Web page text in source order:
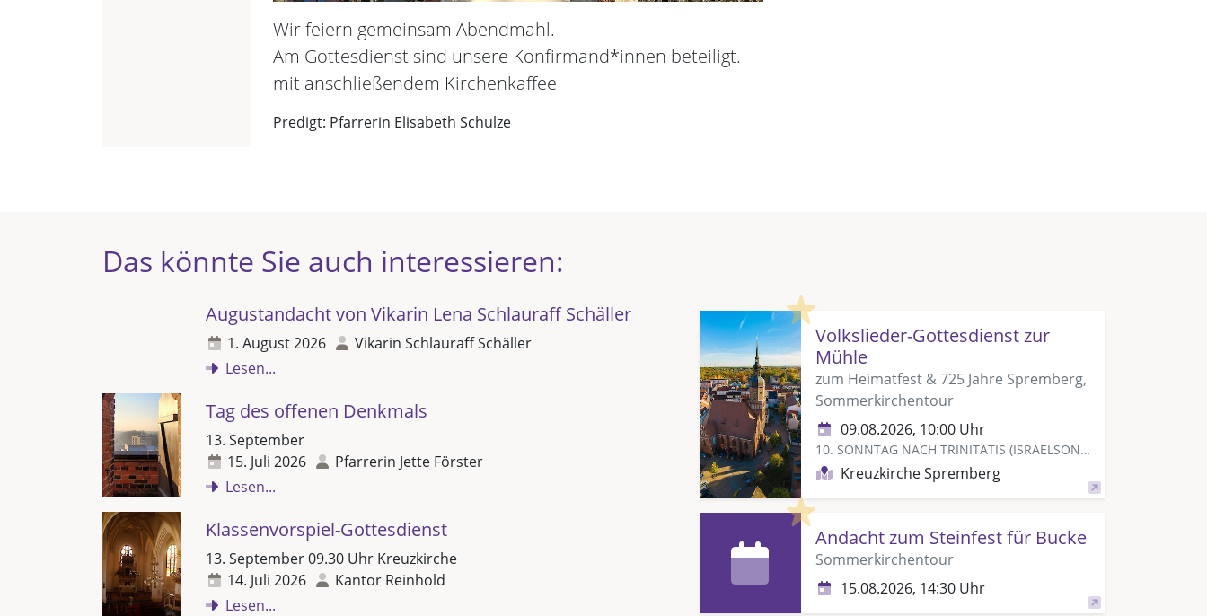
Wir feiern gemeinsam Abendmahl.
Am Gottesdienst sind unsere Konfirmand*innen beteiligt.
mit anschließendem Kirchenkaffee
Predigt: Pfarrerin Elisabeth Schulze
Das könnte Sie auch interessieren:
Highlight
Volkslieder-Gottesdienst zur
Mühle
zum Heimatfest & 725 Jahre Spremberg,
Sommerkirchentour
09.08.2026, 10:00 Uhr
10. SONNTAG NACH TRINITATIS (ISRAELSONNTAG)
Kreuzkirche Spremberg
Highlight
Andacht zum Steinfest für Bucke
Sommerkirchentour
15.08.2026, 14:30 Uhr
Augustandacht von Vikarin Lena Schlauraff Schäller
1. August 2026
Vikarin Schlauraff Schäller
Lesen...
Tag des offenen Denkmals
13. September
15. Juli 2026
Pfarrerin Jette Förster
Lesen...
Klassenvorspiel-Gottesdienst
13. September 09.30 Uhr Kreuzkirche
14. Juli 2026
Kantor Reinhold
Lesen...